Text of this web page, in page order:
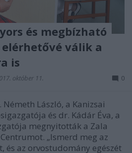
és megbízható
válik a
is
október 11. 0
László, a Kanizsai
és dr. Kádár Éva, a
megnyitották a Zala
„Ismerd meg az
az orvostudomány egészét